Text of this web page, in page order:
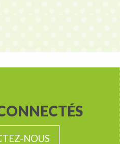
NOUS